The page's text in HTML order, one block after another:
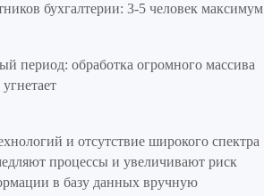
бухгалтерии: 3-5 человек максимум
период: обработка огромного массива
и отсутствие широкого спектра
процессы и увеличивают риск
в базу данных вручную